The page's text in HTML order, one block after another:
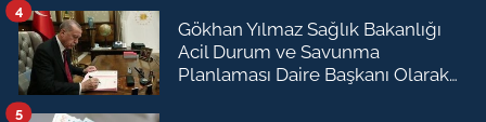
Gökhan Yılmaz Sağlık Bakanlığı
Acil Durum ve Savunma
Planlaması Daire Başkanı Olarak
4
5